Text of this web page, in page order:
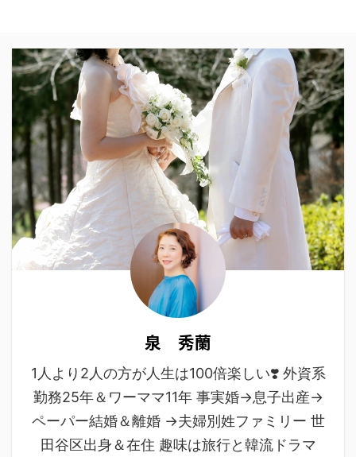
泉 秀蘭
1人より2人の方が人生は100倍楽しい❣️ 外資系
勤務25年＆ワーママ11年 事実婚→息子出産→
ペーパー結婚＆離婚 →夫婦別姓ファミリー 世
田谷区出身＆在住 趣味は旅行と韓流ドラマ